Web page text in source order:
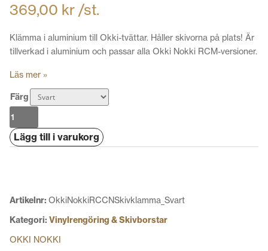
369,00 kr /st.
Klämma i aluminium till Okki-tvättar. Håller skivorna på plats! Är
tillverkad i aluminium och passar alla Okki Nokki RCM-versioner.
Läs mer »
Färg
Okki
Nokki
RCCN
Lägg till i varukorg
Artikelnr: OkkiNokkiRCCNSkivklamma_Svart
Kategori: Vinylrengöring & Skivborstar
OKKI NOKKI